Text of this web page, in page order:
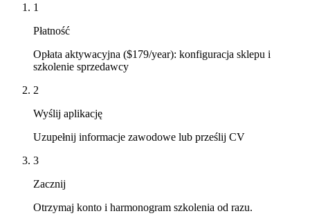
1
Płatność
Opłata aktywacyjna ($179/year): konfiguracja sklepu i
szkolenie sprzedawcy
2
Wyślij aplikację
Uzupełnij informacje zawodowe lub prześlij CV
3
Zacznij
Otrzymaj konto i harmonogram szkolenia od razu.